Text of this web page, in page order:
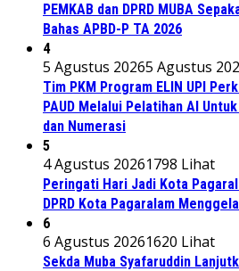
PEMKAB dan DPRD MUBA
Bahas APBD-P TA 2026
4
5 Agustus 20265 Agustus
Tim PKM Program ELIN UPI
PAUD Melalui Pelatihan AI
dan Numerasi
5
4 Agustus 20261798 Lihat
Peringati Hari Jadi Kota
DPRD Kota Pagaralam
6
6 Agustus 20261620 Lihat
Sekda Muba Syafaruddin